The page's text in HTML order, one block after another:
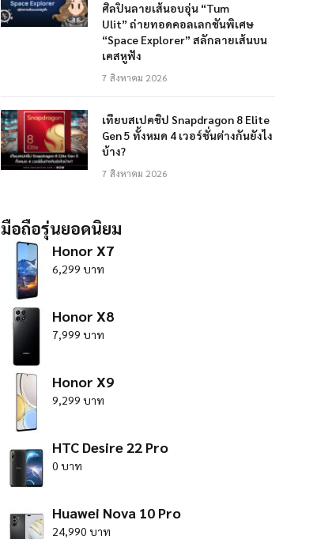
ศิลปินลายเส้นอบอุ่น “Tum
Ulit” ถ่ายทอดคอลเลกชันพิเศษ
“Space Explorer” สลักลายเส้นบน
เคสหูฟัง
7 สิงหาคม 2026
เทียบสเปคชิป Snapdragon 8 Elite
Gen 5 ทั้งหมด 4 เวอร์ชั่นต่างกันยังไง
บ้าง?
7 สิงหาคม 2026
มือถือรุ่นยอดนิยม
Honor X7
6,299 บาท
Honor X8
7,999 บาท
Honor X9
9,299 บาท
HTC Desire 22 Pro
0 บาท
Huawei Nova 10 Pro
24,990 บาท